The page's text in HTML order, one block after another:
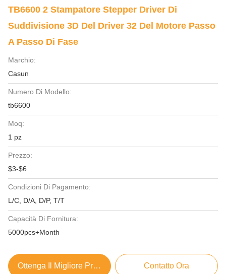
TB6600 2 Stampatore Stepper Driver Di
Suddivisione 3D Del Driver 32 Del Motore Passo
A Passo Di Fase
Marchio:
Casun
Numero Di Modello:
tb6600
Moq:
1 pz
Prezzo:
$3-$6
Condizioni Di Pagamento:
L/C, D/A, D/P, T/T
Capacità Di Fornitura:
5000pcs+Month
Ottenga Il Migliore Prezzo Contatto Ora